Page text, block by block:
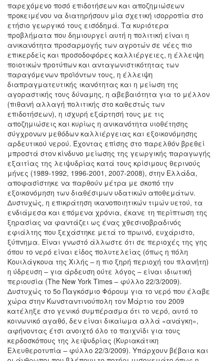
παρεχόμενο ποσό επιδοτήσεων και αποζημιώσεων
προκειμένου να διατηρήσουν μία σχετική ισορροπία στο
ετήσιο γεωργικό τους εισόδημά. Τα κυριότερα
προβλήματα που δημιουργεί αυτή η πολιτική είναι η
ανικανότητα προσαρμογής των αγροτών σε νέες πιο
επικερδείς και προσοδοφόρες καλλιέργειες, η έλλειψη
ποιοτικών προτύπων και ανταγωνιστικότητας των
παραγόμενων προϊόντων τους, η έλλειψη
διαπραγματευτικής ικανότητας και η μείωση της
αγοραστικής τους δύναμης, η αβεβαιότητα για το μέλλον
(πιθανή αλλαγή πολιτικής στο καθεστώς των
επιδοτήσεων), η ισχυρή εξάρτησή τους με τις
αποζημιώσεις και κυρίως η ανικανότητα υιοθέτησης
σύγχρονων μεθόδων καλλιέργειας και εξοικονόμησης
αρδευτικού νερού. Έχοντας επίσης στο παρελθόν βρεθεί
μπροστά στον κίνδυνο μείωσης της γεωργικής παραγωγής
εξαιτίας της λειψυδρίας κατά τους κρίσιμους θερινούς
μήνες (1989-1992, 1996-2001, 2007-2008), στην Ελλάδα,
αποφασίστηκε να παρθούν μέτρα με σκοπό την
εξοικονόμηση των διαθέσιμων υδατικών αποθεμάτων.
Δυστυχώς, η επικράτηση ικανοποιητικών τιμών υετού, τα
ενδιάμεσα και επόμενα χρόνια, έκανε τη περίπτωση της
ξηρασίας να φαντάζει ως ένας χθεσινοβραδινός
εφιάλτης που ξεχάστηκε μετά το πρωινό, ευχάριστο,
ξύπνημα. Είναι γνωστό άλλωστε ότι σε περιοχές της γης
όπου το νερό είναι είδος πολυτελείας (όπως η πόλη
Κουιλάγκουα της Χιλής – η πιο ξηρή περιοχή του πλανήτη)
η ύδρευση – για άρδευση ούτε λόγος – είναι ιδιωτική
περιουσία (The New York Times – φύλλο 22/3/2009).
Δυστυχώς το 5ο Παγκόσμιο Φόρουμ για το νερό που έλαβε
χώρα στην Κωνσταντινούπολη τον Μάρτιο του 2009
κατέληξε στο γενικό συμπέρασμα ότι το νερό, αυτό το
κοινωνικό αγαθό, δεν είναι δικαίωμα αλλά «ανάγκη»,
αφήνοντας έτσι ανοιχτό όλο το παιχνίδι για τους
κερδοσκόπους της λειψυδρίας (Κυριακάτικη
Ελευθεροτυπία – φύλλο 22/3/2009). Υπάρχουν βέβαια και